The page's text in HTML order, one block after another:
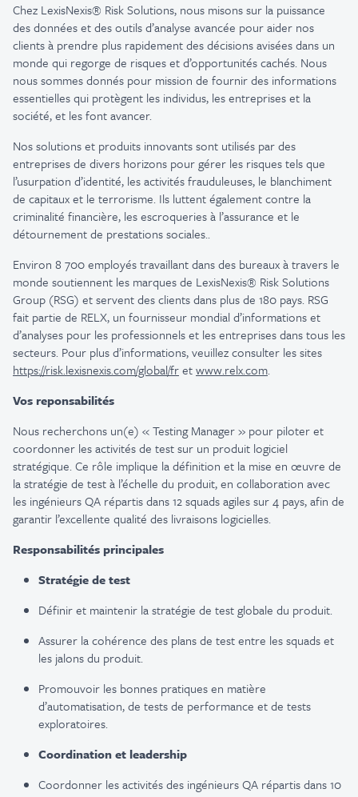
Chez LexisNexis® Risk Solutions, nous misons sur la puissance
des données et des outils d’analyse avancée pour aider nos
clients à prendre plus rapidement des décisions avisées dans un
monde qui regorge de risques et d’opportunités cachés. Nous
nous sommes donnés pour mission de fournir des informations
essentielles qui protègent les individus, les entreprises et la
société, et les font avancer.
Nos solutions et produits innovants sont utilisés par des
entreprises de divers horizons pour gérer les risques tels que
l’usurpation d’identité, les activités frauduleuses, le blanchiment
de capitaux et le terrorisme. Ils luttent également contre la
criminalité financière, les escroqueries à l’assurance et le
détournement de prestationssociales..
Environ 8 700 employés travaillant dans des bureaux à travers le
monde soutiennent les marques de LexisNexis® Risk Solutions
Group (RSG) et servent des clients dans plus de 180 pays. RSG
fait partie de RELX, un fournisseur mondial d’informations et
d’analyses pour les professionnels et les entreprises dans tous les
secteurs. Pour plus d’informations, veuillez consulter les sites
https://risk.lexisnexis.com/global/fretwww.relx.com.
Vos reponsabilités
Nous recherchons un(e) «TestingManager » pour piloter et
coordonner les activités de test sur un produit logiciel
stratégique. Ce rôle implique la définition et la mise en œuvre de
la stratégie de test à l’échelle du produit, en collaboration avec
les ingénieurs QA répartis dans12squadsagilessur 4 pays, afin de
garantir l’excellente qualité des livraisons logicielles.
Responsabilités principales
Stratégie de test
Définir et maintenir la stratégie de test globale du produit.
Assurer la cohérence des plans de test entre lessquadset
les jalons du produit.
Promouvoir les bonnes pratiques en matière
d’automatisation, de tests de performance et de tests
exploratoires.
Coordination et leadership
Coordonner les activités des ingénieurs QA répartis dans 10